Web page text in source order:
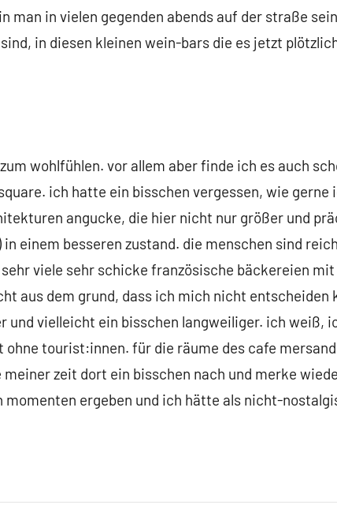
man in vielen gegenden abends auf der straße
in diesen kleinen wein-bars die es jetzt
wohlfühlen. vor allem aber finde ich es auch
ich hatte ein bisschen vergessen, wie gerne
angucke, die hier nicht nur größer und
einem besseren zustand. die menschen sind
viele sehr schicke französische bäckereien
aus dem grund, dass ich mich nicht entscheiden
und vielleicht ein bisschen langweiliger. ich weiß,
tourist:innen. für die räume des cafe
zeit dort ein bisschen nach und merke
momenten ergeben und ich hätte als nicht-